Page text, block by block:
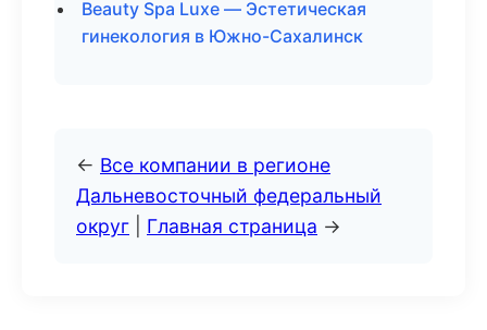
Beauty Spa Luxe — Эстетическая
гинекология в Южно-Сахалинск
← Все компании в регионе
Дальневосточный федеральный
округ
Главная страница →